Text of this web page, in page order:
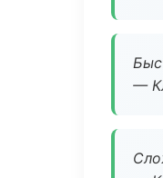
—